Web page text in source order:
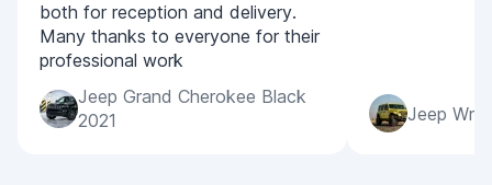
both for reception and delivery.
Many thanks to everyone for their
professional work
Jeep Grand Cherokee Black
2021
Jeep